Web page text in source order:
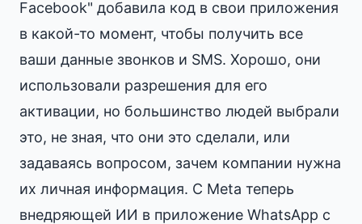
Facebook" добавила код в свои приложения
в какой-то момент, чтобы получить все
ваши данные звонков и SMS. Хорошо, они
использовали разрешения для его
активации, но большинство людей выбрали
это, не зная, что они это сделали, или
задаваясь вопросом, зачем компании нужна
их личная информация. С Meta теперь
внедряющей ИИ в приложение WhatsApp с